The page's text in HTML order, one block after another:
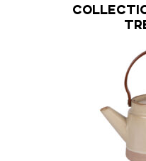
Corbeilles